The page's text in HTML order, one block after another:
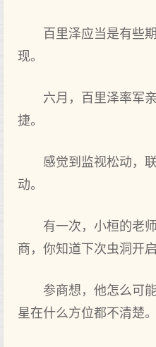
百里泽应当是有些
现。
六月，百里泽率军
捷。
感觉到监视松动，
动。
有一次，小桓的老
商，你知道下次虫洞开
参商想，他怎么可
星在什么方位都不清楚。